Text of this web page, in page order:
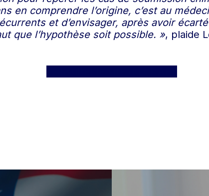
en comprendre l’origine, c’est au
et d’envisager, après avoir
que l’hypothèse soit possible. », plaide